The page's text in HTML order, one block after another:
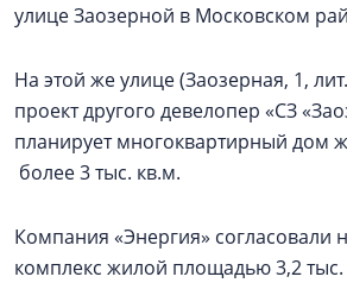
улице Заозерной в Московском
На этой же улице (Заозерная, 1,
проект другого девелопер «СЗ
планирует многоквартирный дом
более 3 тыс. кв.м.
Компания «Энергия» согласовали
комплекс жилой площадью 3,2 тыс.